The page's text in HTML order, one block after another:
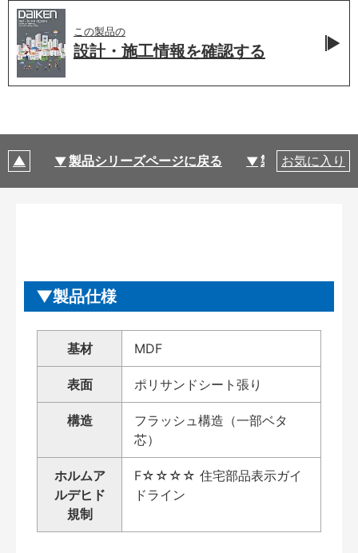
この製品の
設計・施工情報を確認する
製品シリーズページに戻る 製品仕様
お気に入り
製品仕様
基材 MDF
表面 ポリサンドシート張り
構造
フラッシュ構造（一部ベタ
芯）
ホルムア
ルデヒド
規制
F☆☆☆☆ 住宅部品表示ガイ
ドライン